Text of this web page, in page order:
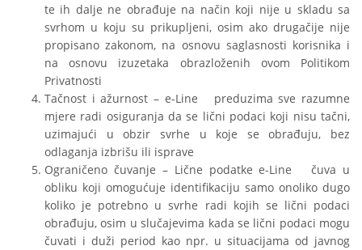
te ih dalje ne obrađuje na način koji nije u skladu sa
svrhom u koju su prikupljeni, osim ako drugačije nije
propisano zakonom, na osnovu saglasnosti korisnika i
na osnovu izuzetaka obrazloženih ovom Politikom
Privatnosti
Tačnost i ažurnost – e-Line preduzima sve razumne
mjere radi osiguranja da se lični podaci koji nisu tačni,
uzimajući u obzir svrhe u koje se obrađuju, bez
odlaganja izbrišu ili isprave
Ograničeno čuvanje – Lične podatke e-Line čuva u
obliku koji omogućuje identifikaciju samo onoliko dugo
koliko je potrebno u svrhe radi kojih se lični podaci
obrađuju, osim u slučajevima kada se lični podaci mogu
čuvati i duži period kao npr. u situacijama od javnog